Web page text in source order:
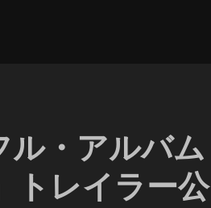
・アルバム
トレイラー公